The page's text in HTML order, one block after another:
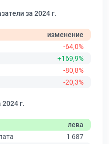
за 2024 г.
изменение
-64,0%
+169,9%
-80,8%
-20,3%
г.
лева
1 687